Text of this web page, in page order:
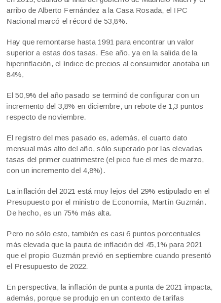
arribo de Alberto Fernández a la Casa Rosada, el IPC
Nacional marcó el récord de 53,8%.
Hay que remontarse hasta 1991 para encontrar un valor
superior a estas dos tasas. Ese año, ya en la salida de la
hiperinflación, el índice de precios al consumidor anotaba un
84%,
El 50,9% del año pasado se terminó de configurar con un
incremento del 3,8% en diciembre, un rebote de 1,3 puntos
respecto de noviembre.
El registro del mes pasado es, además, el cuarto dato
mensual más alto del año, sólo superado por las elevadas
tasas del primer cuatrimestre (el pico fue el mes de marzo,
con un incremento del 4,8%).
La inflación del 2021 está muy lejos del 29% estipulado en el
Presupuesto por el ministro de Economía, Martín Guzmán.
De hecho, es un 75% más alta.
Pero no sólo esto, también es casi 6 puntos porcentuales
más elevada que la pauta de inflación del 45,1% para 2021
que el propio Guzmán previó en septiembre cuando presentó
el Presupuesto de 2022.
En perspectiva, la inflación de punta a punta de 2021 impacta,
además, porque se produjo en un contexto de tarifas